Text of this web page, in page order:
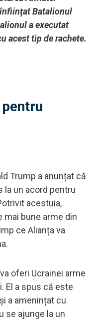
Batalionul
a executat
acest tip de rachete.
Trump a anunțat că
la un acord pentru
acestuia,
mai bune arme din
ce Alianța va
oferi Ucrainei arme
El a spus că este
a amenințat cu
se ajunge la un